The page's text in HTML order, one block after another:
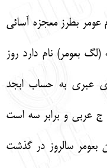
بطرز معجزه آسائي
بعومر) نام دارد روز
عبري به حساب ابجد
عربي و برابر سه است
سالروز در گذشت